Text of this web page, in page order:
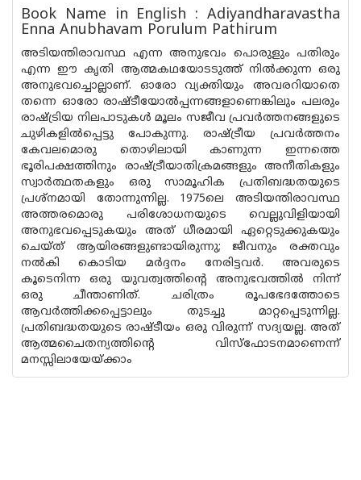
Book Name in English : Adiyandharavastha
Enna Anubhavam Porulum Pathirum
അടിയന്തിരാവസ്ഥ എന്ന അനുഭവം പൊരുളും പതിരും
എന്ന ഈ കൃതി ആത്മകഥയോടടുത്ത് നിൽക്കുന്ന ഒരു
അനുഭവച്ചൊല്ലാണ്. ഓരോ വ്യക്തിയും അവരറിയാതെ
തന്നെ ഓരോ രാഷ്ടീയോൽപ്പന്നങ്ങളാണെങ്കിലും പലരും
രാഷ്ട്രിയ നിലപാടുകൾ മൂലം സജീവ പ്രവർത്തനങ്ങളുടെ
ചുഴികളിൽപ്പെട്ടു പോകുന്നു. രാഷ്ട്രീയ പ്രവർത്തനം
കേവലമൊരു തൊഴിലായി കാണുന്ന ഇന്നത്തെ
ഭൂരിപക്ഷത്തിനും രാഷ്ട്രീയാതിക്രമങ്ങളും അനീതികളും
സ്വാർത്ഥതകളും ഒരു സാമൂഹിക പ്രതിബദ്ധതയുടെ
പ്രശ്ന‌മായി തോന്നുന്നില്ല. 1975ലെ അടിയന്തിരാവസ്ഥ
അത്തരമൊരു പരിശോധനയുടെ വെല്ലുവിളിയായി
അനുഭവപ്പെടുകയും അത് ധീരമായി ഏറ്റെടുക്കുകയും
ചെയ്ത്‌ ആയിരങ്ങളുണ്ടായിരുന്നു; ജീവനും രക്തവും
നൽകി കൊടിയ മർദ്ദനം നേരിട്ടവർ. അവരുടെ
കൂടെനിന്ന ഒരു യുവത്വത്തിന്റെ അനുഭവത്തിൽ നിന്ന്
ഒരു ചീന്താണിത്. ചരിത്രം രൂപഭേദത്തോടെ
ആവർത്തിക്കപ്പെട്ടാലും തുടച്ചു മാറ്റപ്പെടുന്നില്ല.
പ്രതിബദ്ധതയുടെ രാഷ്ടീയം ഒരു വിരുന്ന് സദ്യയല്ല. അത്
ആത്മചൈതന്യത്തിൻ്റെ വിസ്‌ഫോടനമാണെന്ന്
മനസ്സിലായേയ്ക്കാം